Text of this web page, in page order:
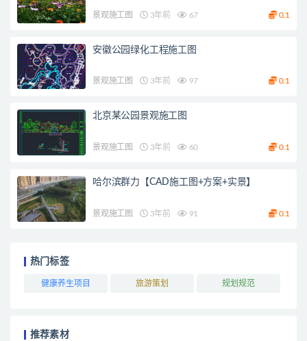
景观施工图 3年前 67 0.1
安徽公园绿化工程施工图
景观施工图 3年前 97 0.1
北京某公园景观施工图
景观施工图 3年前 60 0.1
哈尔滨群力【CAD施工图+方案+实景】
景观施工图 3年前 91 0.1
热门标签
健康养生项目 旅游策划 规划规范
推荐素材